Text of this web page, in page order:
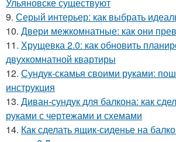
9. Серый интерьер: как выбрать
10. Двери межкомнатные: как они
11. Хрущевка 2.0: как обновить
двухкомнатной квартиры
12. Сундук-скамья своими руками:
инструкция
13. Диван-сундук для балкона: как
руками с чертежами и схемами
14. Как сделать ящик-сиденье на